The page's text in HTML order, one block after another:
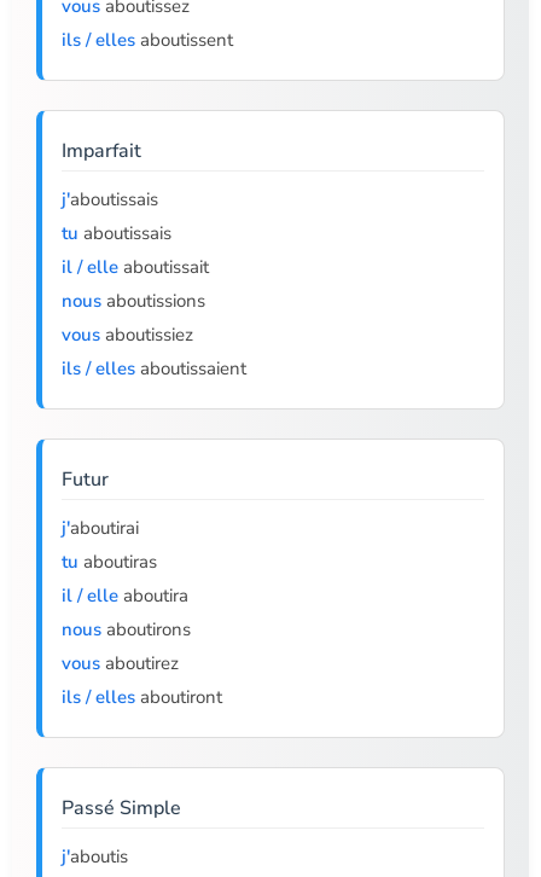
vous aboutissez
ils / elles aboutissent
Imparfait
j'aboutissais
tu aboutissais
il / elle aboutissait
nous aboutissions
vous aboutissiez
ils / elles aboutissaient
Futur
j'aboutirai
tu aboutiras
il / elle aboutira
nous aboutirons
vous aboutirez
ils / elles aboutiront
Passé Simple
j'aboutis